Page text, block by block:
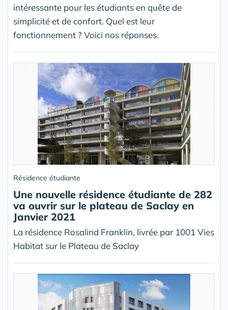
intéressante pour les étudiants en quête de
simplicité et de confort. Quel est leur
fonctionnement ? Voici nos réponses.
Résidence étudiante
Une nouvelle résidence étudiante de 282
va ouvrir sur le plateau de Saclay en
Janvier 2021
La résidence Rosalind Franklin, livrée par 1001 Vies
Habitat sur le Plateau de Saclay